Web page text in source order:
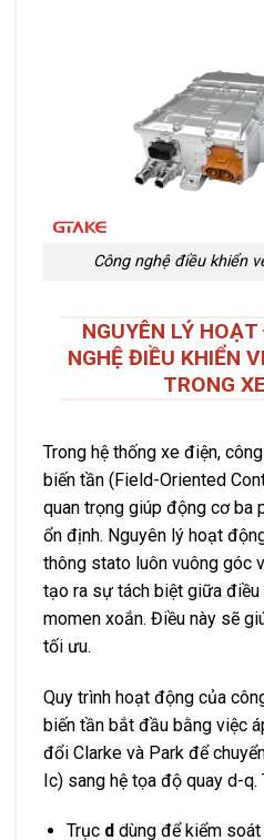
Công nghệ điều khiển
NGUYÊN LÝ
NGHỆ ĐIỀU KHIỂN
TRONG
Trong hệ thống xe điện,
biến tần (Field-Oriented
quan trọng giúp động cơ ba
ổn định. Nguyên lý hoạt
thông stato luôn vuông góc
tạo ra sự tách biệt giữa điều
momen xoắn. Điều này sẽ
tối ưu.
Quy trình hoạt động của
biến tần bắt đầu bằng việc
đổi Clarke và Park để
Ic) sang hệ tọa độ quay d-q.
Trục d dùng để kiểm